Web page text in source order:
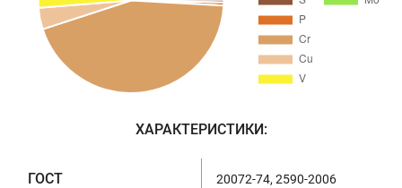
ХАРАКТЕРИСТИКИ:
ГОСТ 20072-74, 2590-2006